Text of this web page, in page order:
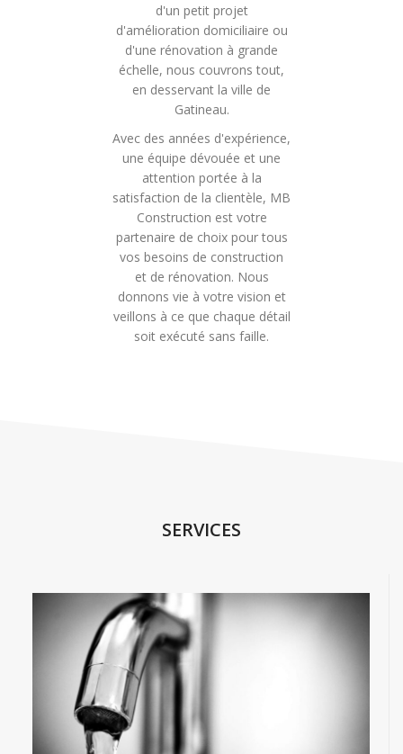
d'un petit projet
d'amélioration domiciliaire ou
d'une rénovation à grande
échelle, nous couvrons tout,
en desservant la ville de
Gatineau.
Avec des années d'expérience,
une équipe dévouée et une
attention portée à la
satisfaction de la clientèle, MB
Construction est votre
partenaire de choix pour tous
vos besoins de construction
et de rénovation. Nous
donnons vie à votre vision et
veillons à ce que chaque détail
soit exécuté sans faille.
SERVICES